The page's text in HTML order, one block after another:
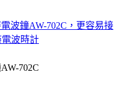
波鐘AW-702C，更容易接
波時計